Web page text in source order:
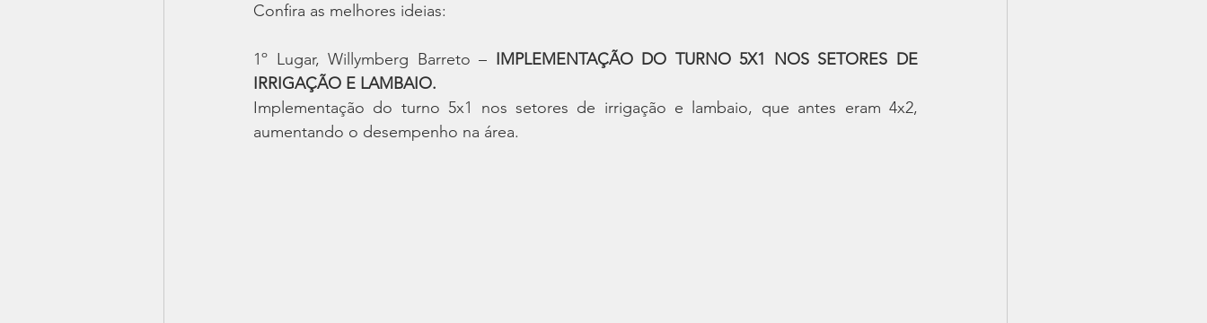
Confira as melhores ideias:
1º Lugar, Willymberg Barreto – IMPLEMENTAÇÃO DO TURNO 5X1 NOS SETORES DE
IRRIGAÇÃO E LAMBAIO.
Implementação do turno 5x1 nos setores de irrigação e lambaio, que antes eram 4x2,
aumentando o desempenho na área.